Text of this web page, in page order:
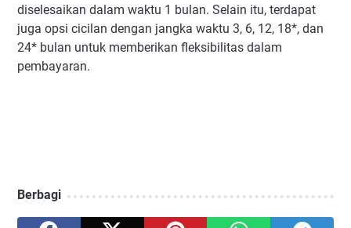
diselesaikan dalam waktu 1 bulan. Selain itu, terdapat
juga opsi cicilan dengan jangka waktu 3, 6, 12, 18*, dan
24* bulan untuk memberikan fleksibilitas dalam
pembayaran.
Berbagi